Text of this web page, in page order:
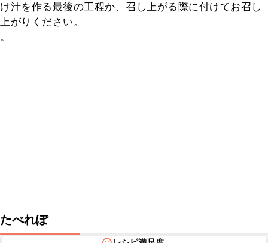
け汁を作る最後の工程か、召し上がる際に付けてお召し
上がりください。
。
たべれぽ